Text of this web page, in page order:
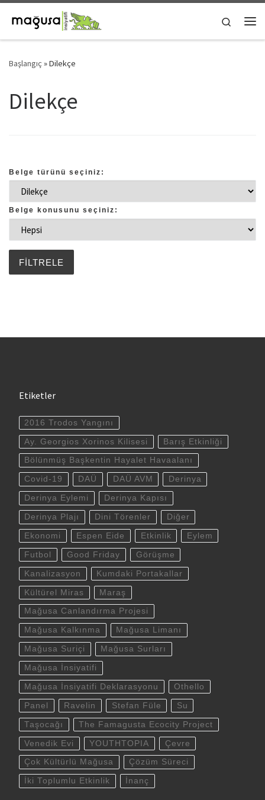
Skip to content
Search
Başlangıç »Dilekçe
Dilekçe
Belge türünü seçiniz:
Belge konusunu seçiniz:
Etiketler
2016 Trodos Yangını
Ay. Georgios Xorinos Kilisesi Barış Etkinliği
Bölünmüş Başkentin Hayalet Havaalanı
Covid-19 DAÜ DAÜ AVM Derinya
Derinya Eylemi Derinya Kapısı
Derinya Plajı Dini Törenler Diğer
Ekonomi Espen Eide Etkinlik Eylem
Futbol Good Friday Görüşme
Kanalizasyon Kumdaki Portakallar
Kültürel Miras Maraş
Mağusa Canlandırma Projesi
Mağusa Kalkınma Mağusa Limanı
Mağusa Suriçi Mağusa Surları
Mağusa İnsiyatifi
Mağusa İnsiyatifi Deklarasyonu Othello
Panel Ravelin Stefan Füle Su
Taşocağı The Famagusta Ecocity Project
Venedik Evi YOUTHTOPIA Çevre
Çok Kültürlü Mağusa Çözüm Süreci
İki Toplumlu Etkinlik İnanç